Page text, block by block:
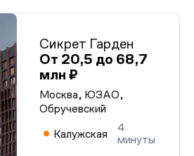
Сикрет Гарден
От 20,5 до 68,7
млн ₽
Москва, ЮЗАО,
Обручевский
Калужская
4
минуты